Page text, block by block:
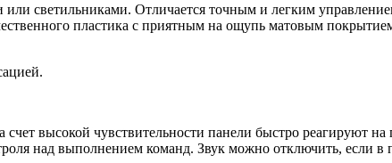
или светильниками. Отличается точным и легким
пластика с приятным на ощупь матовым
высокой чувствительности панели быстро реагируют
над выполнением команд. Звук можно отключить, если